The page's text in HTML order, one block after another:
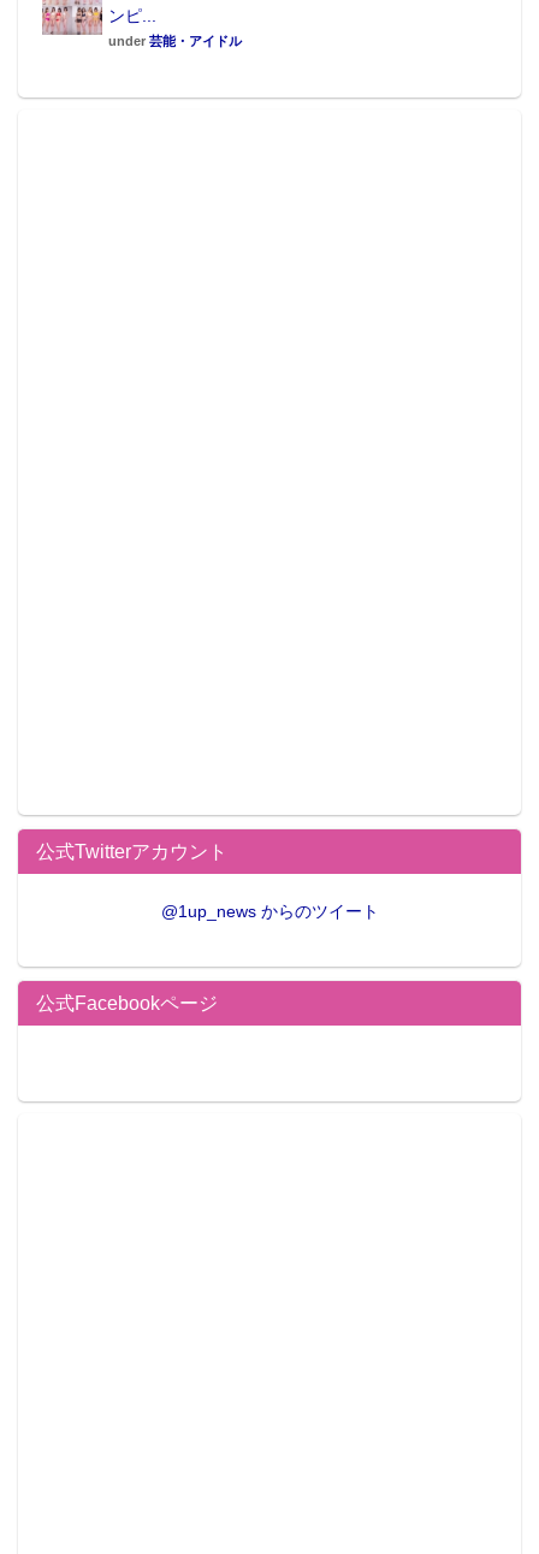
ンピ...
under 芸能・アイドル
公式Twitterアカウント
@1up_news からのツイート
公式Facebookページ